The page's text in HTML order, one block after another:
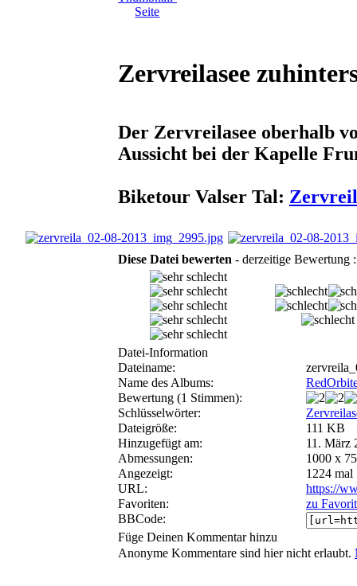
Zervreilasee
Der Zervreilasee oberhalb
Aussicht bei der Kapelle
Biketour Valser Tal:
Diese Datei bewerten - derzeitige Bewertung
Datei-Information
Dateiname:
Name des Albums:
Bewertung (1 Stimmen):
Schlüsselwörter:
Dateigröße:
111 KB
Hinzugefügt am:
11. März
Abmessungen:
1000 x
Angezeigt:
1224 mal
URL:
https://
Favoriten:
zu
BBCode:
Füge Deinen Kommentar hinzu
Anonyme Kommentare sind hier nicht erlaubt.